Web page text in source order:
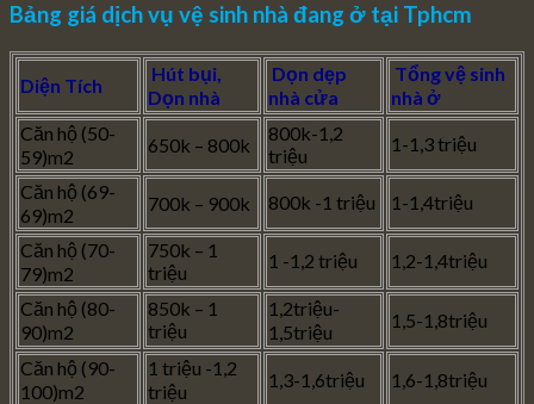
Bảng giá dịch vụ vệ sinh nhà đang ở tại Tphcm
Diện Tích
Hút bụi,
Dọn nhà
Dọn dẹp
nhà cửa
Tổng vệ sinh
nhà ở
Căn hộ (50-
59)m2
650k – 800k
800k-1,2
triệu
1-1,3 triệu
Căn hộ (69-
69)m2
700k – 900k 800k -1 triệu 1-1,4triệu
Căn hộ (70-
79)m2
750k – 1
triệu
1 -1,2 triệu 1,2-1,4triệu
Căn hộ (80-
90)m2
850k – 1
triệu
1,2triệu-
1,5triệu
1,5-1,8triệu
Căn hộ (90-
100)m2
1 triệu -1,2
triệu
1,3-1,6triệu 1,6-1,8triệu